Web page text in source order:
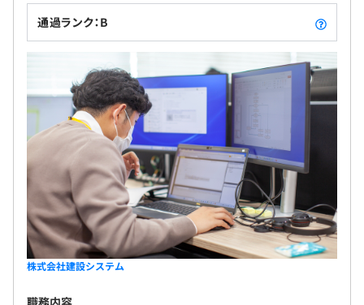
通過ランク：B
株式会社建設システム
職務内容